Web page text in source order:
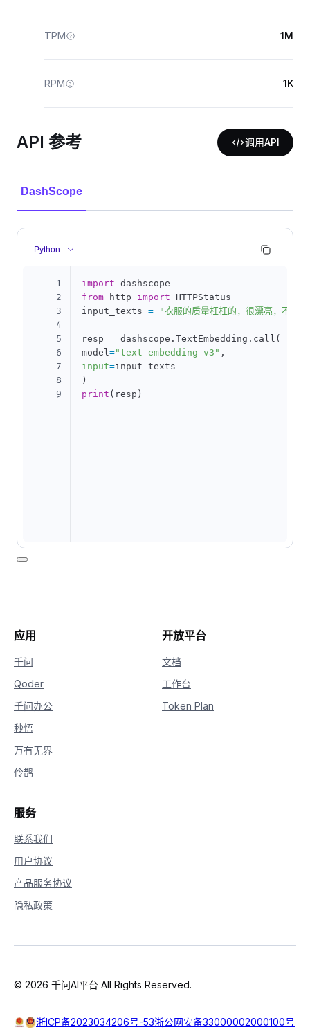
TPM 1M
RPM 1K
API 参考 调用API
DashScope
Python
1
2
3
4
5
6
7
8
9
import
from http import HTTPStatus
input_texts = "衣服的质量杠杠的，很漂亮，不枉
resp = dashscope . TextEmbedding . call (
model="text-embedding-v3" ,
input=
)
print ( resp )
应用
千问
Qoder
千问办公
秒悟
万有无界
伶鹊
开放平台
文档
工作台
Token Plan
服务
联系我们
用户协议
产品服务协议
隐私政策
© 2026 千问AI平台 All Rights Reserved.
浙ICP备2023034206号-53浙公网安备33000002000100号